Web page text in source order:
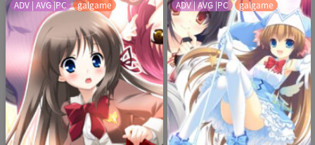
ADV | AVG |PC galgame ADV | AVG |PC galgame